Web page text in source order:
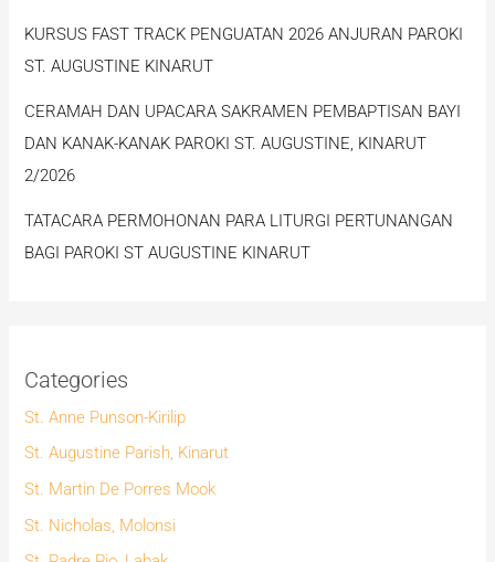
KURSUS FAST TRACK PENGUATAN 2026 ANJURAN PAROKI
ST. AUGUSTINE KINARUT
CERAMAH DAN UPACARA SAKRAMEN PEMBAPTISAN BAYI
DAN KANAK-KANAK PAROKI ST. AUGUSTINE, KINARUT
2/2026
TATACARA PERMOHONAN PARA LITURGI PERTUNANGAN
BAGI PAROKI ST AUGUSTINE KINARUT
Categories
St. Anne Punson-Kirilip
St. Augustine Parish, Kinarut
St. Martin De Porres Mook
St. Nicholas, Molonsi